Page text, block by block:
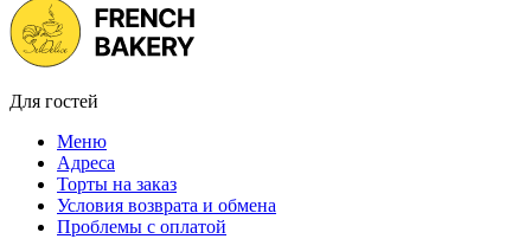
Для гостей
Меню
Адреса
Торты на заказ
Условия возврата и обмена
Проблемы с оплатой